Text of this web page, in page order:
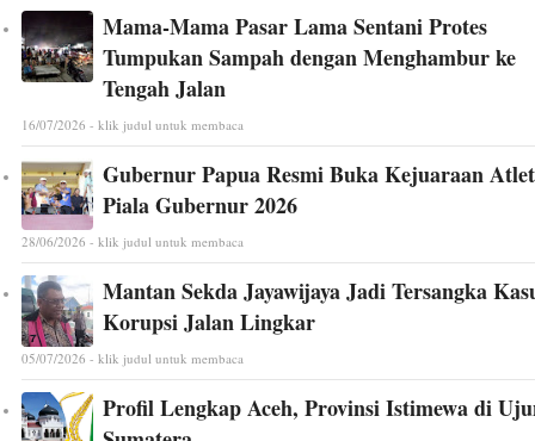
Mama-Mama Pasar Lama Sentani Protes
Tumpukan Sampah dengan Menghambur ke
Tengah Jalan
16/07/2026 - klik judul untuk membaca
Gubernur Papua Resmi Buka Kejuaraan
Piala Gubernur 2026
28/06/2026 - klik judul untuk membaca
Mantan Sekda Jayawijaya Jadi Tersangka
Korupsi Jalan Lingkar
05/07/2026 - klik judul untuk membaca
Profil Lengkap Aceh, Provinsi Istimewa di